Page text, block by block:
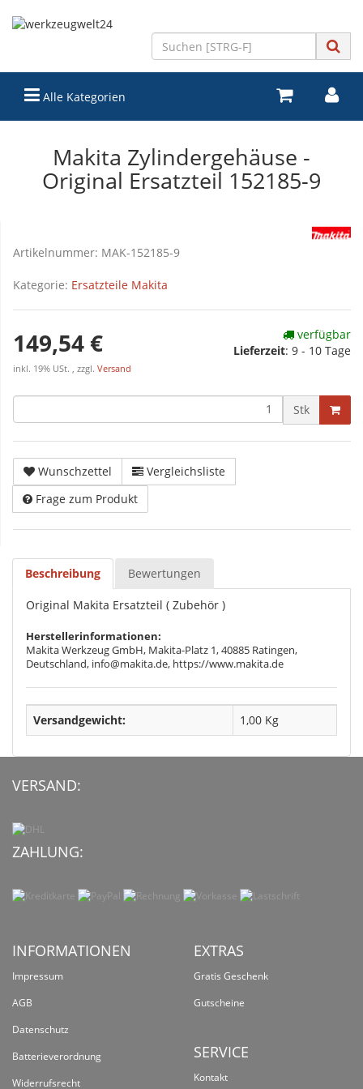
Alle Kategorien
Makita Zylindergehäuse -
Original Ersatzteil 152185-9
Artikelnummer: MAK-152185-9
Kategorie: Ersatzteile Makita
149,54 €
inkl. 19% USt. , zzgl. Versand
verfügbar
Lieferzeit: 9 - 10 Tage
Stk
Wunschzettel
Vergleichsliste
Frage zum Produkt
Beschreibung Bewertungen
Original Makita Ersatzteil ( Zubehör )
Herstellerinformationen:
Makita Werkzeug GmbH, Makita-Platz 1, 40885 Ratingen,
Deutschland, info@makita.de, https://www.makita.de
Versandgewicht: 1,00 Kg
VERSAND:
ZAHLUNG:
INFORMATIONEN
Impressum
AGB
Datenschutz
Batterieverordnung
Widerrufsrecht
EXTRAS
Gratis Geschenk
Gutscheine
SERVICE
Kontakt